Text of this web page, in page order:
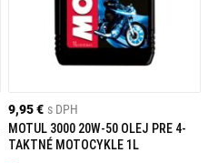
9,95 € s DPH
MOTUL 3000 20W-50 OLEJ PRE 4-
TAKTNÉ MOTOCYKLE 1L